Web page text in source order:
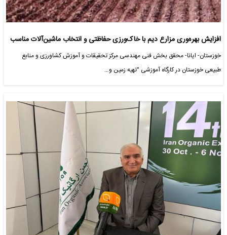
افزایش بهره‌وری مزارع دیم با خاک‌ورزی حفاظتی و انتخاب ماشین‌آلات مناسب
خوزستان- ایانا- محقق بخش فنی مهندسی مرکز تحقیقات و آموزش کشاورزی و منابع
طبیعی خوزستان در کارگاه آموزشی "تهیه زمین و…